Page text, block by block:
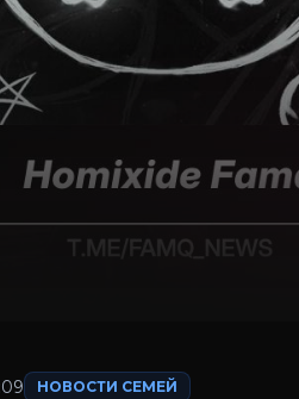
НОВОСТИ СЕМЕЙ